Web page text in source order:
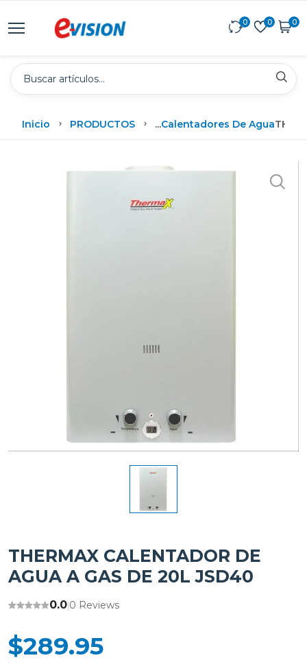
0 0 0
Inicio PRODUCTOS ...Calentadores De Agua
THERMAX CALENTADOR DE
AGUA A GAS DE 20L JSD40
0.0|0 Reviews
$289.95